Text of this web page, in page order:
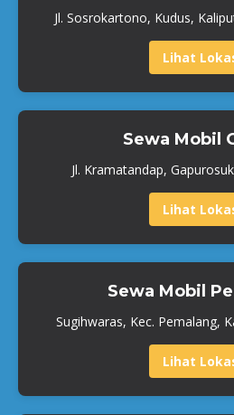
Jl. Sosrokartono, Kudus,
Lihat
Sewa Mobil
Jl. Kramatandap,
Lihat
Sewa Mobil
Sugihwaras, Kec. Pemalang,
Lihat